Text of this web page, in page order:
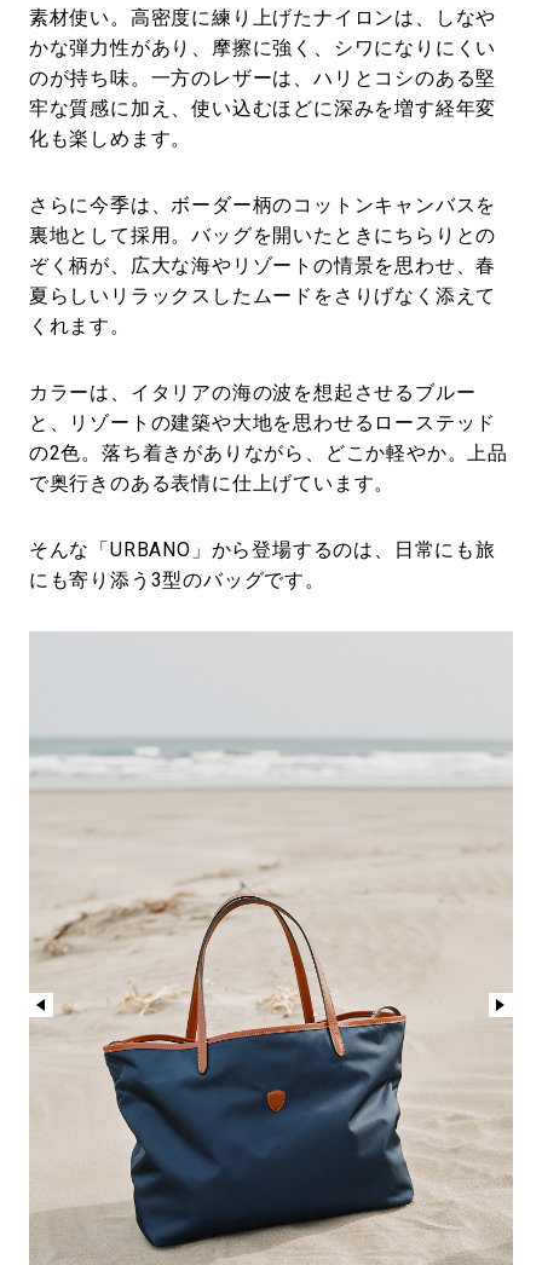
素材使い。高密度に練り上げたナイロンは、しなや
かな弾力性があり、摩擦に強く、シワになりにくい
のが持ち味。一方のレザーは、ハリとコシのある堅
牢な質感に加え、使い込むほどに深みを増す経年変
化も楽しめます。
さらに今季は、ボーダー柄のコットンキャンバスを
裏地として採用。バッグを開いたときにちらりとの
ぞく柄が、広大な海やリゾートの情景を思わせ、春
夏らしいリラックスしたムードをさりげなく添えて
くれます。
カラーは、イタリアの海の波を想起させるブルー
と、リゾートの建築や大地を思わせるローステッド
の2色。落ち着きがありながら、どこか軽やか。上品
で奥行きのある表情に仕上げています。
そんな「URBANO」から登場するのは、日常にも旅
にも寄り添う3型のバッグです。